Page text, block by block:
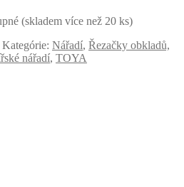
(skladem více než 20 ks)
Kategórie: Nářadí, Řezačky obkladů,
nářadí, TOYA